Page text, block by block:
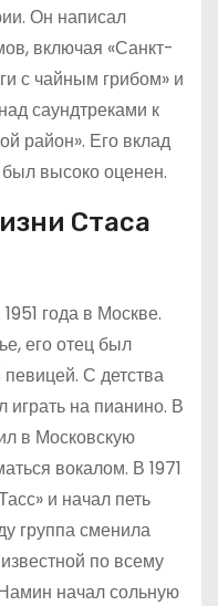
Он написал
включая «Санкт-
с чайным грибом» и
саундтреками к
район». Его вклад
высоко оценен.
Стаса
года в Москве.
его отец был
С детства
играть на пианино. В
в Московскую
вокалом. В 1971
и начал петь
группа сменила
по всему
начал сольную